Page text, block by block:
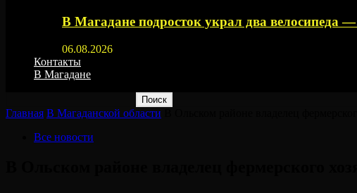
В Магадане подросток украл два велосипеда
06.08.2026
Контакты
В Магадане
Главная В Магаданской области
Все новости